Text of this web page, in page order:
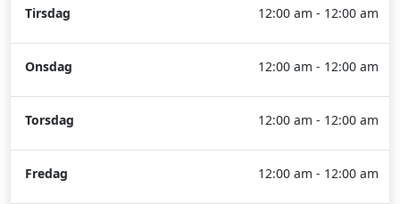
Tirsdag 12:00 am - 12:00 am
Onsdag 12:00 am - 12:00 am
Torsdag 12:00 am - 12:00 am
Fredag 12:00 am - 12:00 am